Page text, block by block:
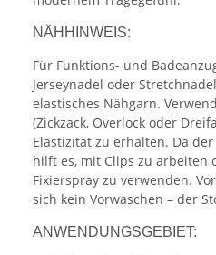
NÄHHINWEIS:
Für Funktions- und
Jerseynadel oder
elastisches Nähgarn.
(Zickzack, Overlock oder
Elastizität zu erhalten. Da
hilft es, mit Clips zu arbeiten
Fixierspray zu verwenden.
sich kein Vorwaschen – der
ANWENDUNGSGEBIET: